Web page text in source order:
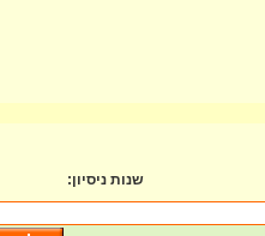
שנות ניסיון: